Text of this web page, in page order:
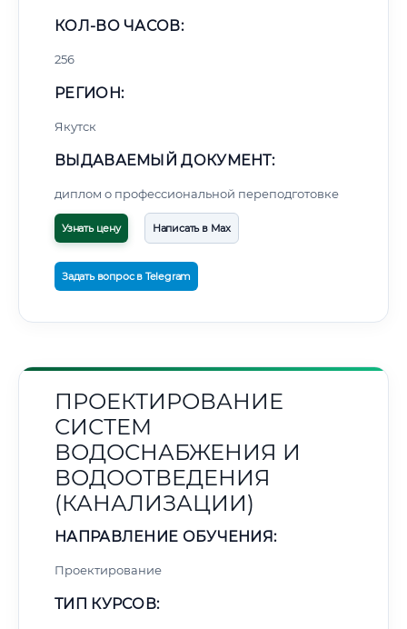
КОЛ-ВО ЧАСОВ:
256
РЕГИОН:
Якутск
ВЫДАВАЕМЫЙ ДОКУМЕНТ:
диплом о профессиональной переподготовке
Узнать цену Написать в Max
Задать вопрос в Telegram
ПРОЕКТИРОВАНИЕ
СИСТЕМ
ВОДОСНАБЖЕНИЯ И
ВОДООТВЕДЕНИЯ
(КАНАЛИЗАЦИИ)
НАПРАВЛЕНИЕ ОБУЧЕНИЯ:
Проектирование
ТИП КУРСОВ: